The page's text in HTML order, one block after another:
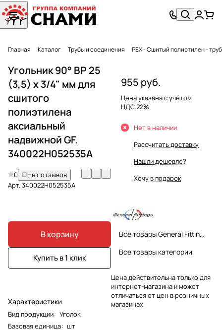
Главная Каталог Трубы и соединения PEX - Сшитый полиэтилен -
Угольник 90° ВР 25
(3,5) х 3/4" мм для
сшитого
полиэтилена
аксиальный
надвижной GF.
340022H052535A
0
Нет отзывов
Арт.340022H052535A
В корзину
Купить в 1 клик
Характеристики
Вид продукции: Уголок
Базовая единица: шт
955 руб.
Цена указана с учётом
НДС 22%
Нет в наличии
Рассчитать доставку
Нашли дешевле?
Хочу в подарок
Все товары General Fittings
Все товары категории
Цена действительна только для
интернет-магазина и может
отличаться от цен в розничных
магазинах